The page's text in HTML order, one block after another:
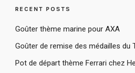
RECENT POSTS
Goûter thème marine pour AXA
Goûter de remise des médailles du
Pot de départ thème Ferrari chez